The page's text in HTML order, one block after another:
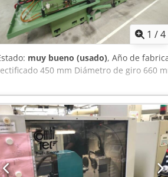
1 /4
muy bueno (usado), Año de
450 mm Diámetro de giro 660